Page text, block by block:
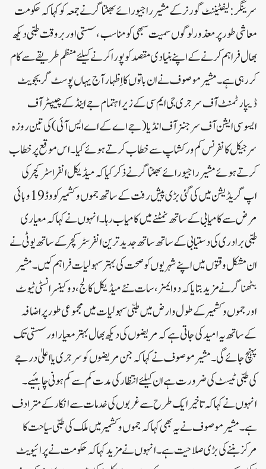
سرینگر :لیفٹیننٹ گورنر کے مشیر راجیو رائے بھٹناگر نے جمعہ کو کہا کہ حکومت
معاشی طور پر معذور لوگوں سمیت سبھی کو مناسب ، سستی اور بروقت طبی دیکھ
بھال فراہم کرنے کے اپنے بنیادی مقصد کو پورا کرنے کیلئے منظم طریقے سے کام
کر رہی ہے ۔ مشیر موصوف نے ان باتوں کا اِظہار آج یہاں پوسٹ گریجویٹ
ڈیپارٹمنٹ آف سرجری جی ایم سی کے زیر اہتمام جے اینڈ کے چیپٹر آف
ایسوسی ایشن آف سرجنز آف انڈیا ( جے اے کے اے ایس آئی ) کی تین روزہ
سرجیکل کانفرنس کم ورکشاپ سے خطاب کرتے ہوئے کیا۔اس موقع پر خطاب
کرتے ہوئے مشیرراجیو رائے بھٹناگر نے ذکر کیا کہ میڈیکل انفراسٹرکچر کی
اپ گریڈیشن میں کی گئی بڑی پیش رفت کے ساتھ جموں و کشمیر کووڈ 19 وبائی
مرض سے کامیابی کے ساتھ نمٹنے میں کامیاب رہا ۔ انہوں نے کہا کہ معیاری
طبی برادری کی دستیابی کے ساتھ ساتھ جدید ترین انفرسٹرکچر کے ساتھ یو ٹی نے
ان مشکل وقتوں میں اپنے شہریوں کو صحت کی بہتر سہولیات فراہم کیں ۔ مشیر
بٹھناگر نے مزید بتایا کہ دو ایمز ، سات نئے میڈیکل کالج ، دو کینسر انسٹی ٹیوٹ
اور جموں و کشمیر کے طول و ارض میں طبی سہولیات میں مجموعی طور پر اضافہ
کے ساتھ یہ امید کی جاتی ہے کہ مریضوں کی دیکھ بھال بہتر معیار اور سستی تک
پہنچ جائے گی ۔ مشیر موصوف نے کہا کہ جن مریضوں کو سرجری یا اعلیٰ درجے
کی طبی ٹیسٹ کی ضرورت ہے ان کیلئے انتظار کی مدت کم سے کم ہونی چاہئیے ۔
انہوں نے کہا کہ تاخیر ایک طرح سے غربوں کی خدمات سے انکار کے مترادف
ہے ۔ مشیر موصوف نے یہ بھی کہا کہ جموں و کشمیر میں ملک کی طبی سیاحت کا
مرکز بننے کی بڑی صلاحیت ہے ۔ انہوں نے مزید کہا کہ حکومت نے پرائیویٹ